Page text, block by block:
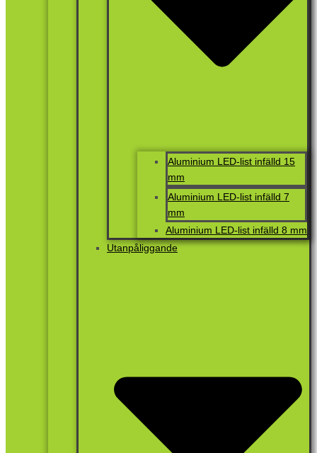
Aluminium LED-list infälld 15
mm
Aluminium LED-list infälld 7
mm
Aluminium LED-list infälld 8 mm
Utanpåliggande